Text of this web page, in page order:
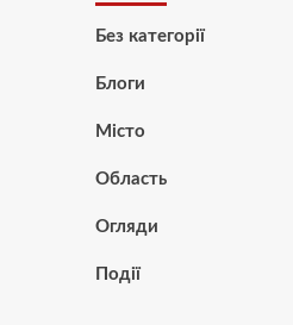
Без категорії
Блоги
Місто
Область
Огляди
Події